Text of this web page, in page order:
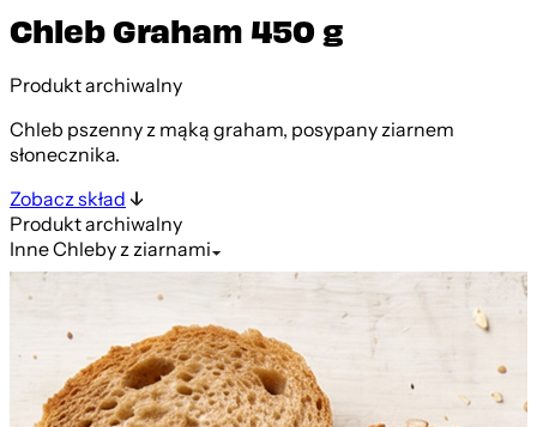
Chleb Graham 450 g
Produkt archiwalny
Chleb pszenny z mąką graham, posypany ziarnem
słonecznika.
Zobacz skład
Produkt archiwalny
InneChleby z ziarnami